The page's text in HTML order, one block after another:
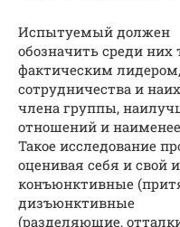
Испытуемый должен
обозначить среди них
фактическим
сотрудничества и
члена группы,
отношений и
Такое исследование
оценивая себя и свой
конъюнктивные
дизъюнктивные
(разделяющие,